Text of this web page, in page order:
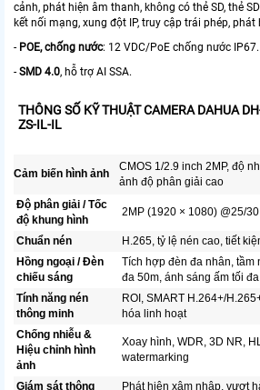
cảnh, phát hiện âm thanh, không có thẻ SD, thẻ
kết nối mạng, xung đột IP, truy cập trái phép, phát
- POE, chống nước: 12 VDC/PoE chống nước IP67.
- SMD 4.0, hỗ trợ AI SSA.
THÔNG SỐ KỸ THUẬT CAMERA DAHUA
ZS-IL-IL
Cảm biến hình ảnh
CMOS 1/2.9 inch 2MP, độ
ảnh độ phân giải cao
Độ phân giải / Tốc
độ khung hình
2MP (1920 × 1080) @25/
Chuẩn nén
H.265, tỷ lệ nén cao, tiết
Hồng ngoại / Đèn
chiếu sáng
Tích hợp đèn đa nhân, tầm
đa 50m, ánh sáng ấm tối
Tính năng nén
thông minh
ROI, SMART H.264+/
hóa linh hoạt
Chống nhiễu &
Hiệu chỉnh hình
ảnh
Xoay hình, WDR, 3D NR,
watermarking
Giám sát thông
Phát hiện xâm nhập, vượt